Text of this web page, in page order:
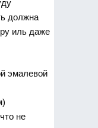
должна
иль даже
эмалевой
не